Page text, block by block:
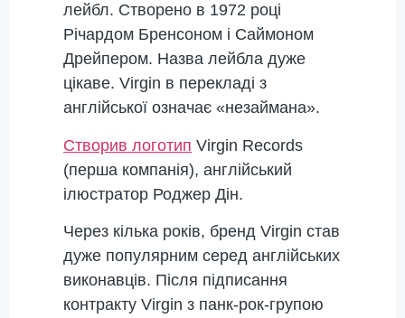
лейбл. Створено в 1972 році
Річардом Бренсоном і Саймоном
Дрейпером. Назва лейбла дуже
цікаве. Virgin в перекладі з
англійської означає «незаймана».
Створив логотип Virgin Records
(перша компанія), англійський
ілюстратор Роджер Дін.
Через кілька років, бренд Virgin став
дуже популярним серед англійських
виконавців. Після підписання
контракту Virgin з панк-рок-групою